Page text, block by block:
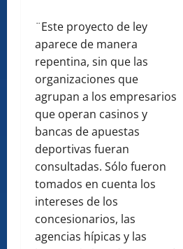
¨Este proyecto de ley
aparece de manera
repentina, sin que las
organizaciones que
agrupan a los empresarios
que operan casinos y
bancas de apuestas
deportivas fueran
consultadas. Sólo fueron
tomados en cuenta los
intereses de los
concesionarios, las
agencias hípicas y las